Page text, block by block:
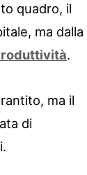
quadro, il
ma dalla
.
ma il
di